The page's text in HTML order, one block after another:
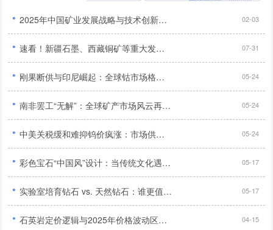
· 2025年中国矿业发展战略与技术创新深度研究报告... 02-03
· 速看！新疆石墨、西藏铜矿等重大发现，我国找矿突破添新绩... 07-31
· 刚果断供与印尼崛起：全球钴市场格局重塑及中国企业应对策略... 05-24
· 南非罢工“无解”：全球矿产市场风云再起，铬矿短缺引发多行业危机与抢购潮... 05-24
· 中美关税缓和难抑钨价疯涨：市场供需失衡与产业格局重塑... 05-24
· 彩色宝石“中国风”设计：当传统文化遇上现代珠宝... 05-17
· 实验室培育钻石 vs. 天然钻石：谁更值得买？... 05-17
· 石英岩定价逻辑与2025年价格波动区间预测... 04-15